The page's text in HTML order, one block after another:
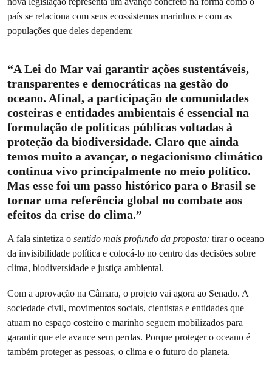
país se relaciona com seus ecossistemas marinhos e com as
populações que deles dependem:
“A Lei do Mar vai garantir ações sustentáveis,
transparentes e democráticas na gestão do
oceano. Afinal, a participação de comunidades
costeiras e entidades ambientais é essencial na
formulação de políticas públicas voltadas à
proteção da biodiversidade. Claro que ainda
temos muito a avançar, o negacionismo climático
continua vivo principalmente no meio político.
Mas esse foi um passo histórico para o Brasil se
tornar uma referência global no combate aos
efeitos da crise do clima.”
A fala sintetiza o sentido mais profundo da proposta: tirar o oceano
da invisibilidade política e colocá-lo no centro das decisões sobre
clima, biodiversidade e justiça ambiental.
Com a aprovação na Câmara, o projeto vai agora ao Senado. A
sociedade civil, movimentos sociais, cientistas e entidades que
atuam no espaço costeiro e marinho seguem mobilizados para
garantir que ele avance sem perdas. Porque proteger o oceano é
também proteger as pessoas, o clima e o futuro do planeta.